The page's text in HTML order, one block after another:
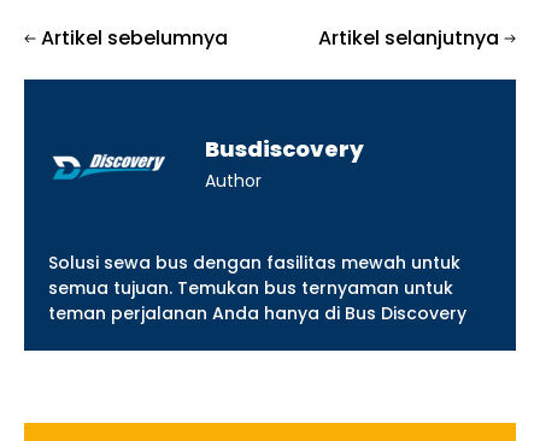
Artikel sebelumnya Artikel selanjutnya
Busdiscovery
Author
Solusi sewa bus dengan fasilitas mewah untuk
semua tujuan. Temukan bus ternyaman untuk
teman perjalanan Anda hanya di Bus Discovery